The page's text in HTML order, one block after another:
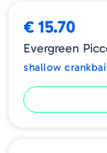
€ 15.70
Evergreen
shallow